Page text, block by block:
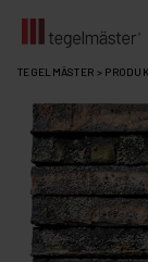
Fortsätt
innehållet
TEGELMÄSTER >